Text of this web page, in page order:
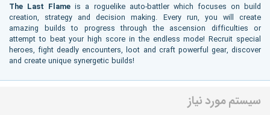
The Last Flame is a roguelike auto-battler which focuses on build
creation, strategy and decision making. Every run, you will create
amazing builds to progress through the ascension difficulties or
attempt to beat your high score in the endless mode! Recruit special
heroes, fight deadly encounters, loot and craft powerful gear, discover
and create unique synergetic builds!
سیستم مورد نیاز